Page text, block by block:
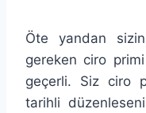
Öte yandan sizin
gereken ciro
geçerli. Siz ciro
tarihli